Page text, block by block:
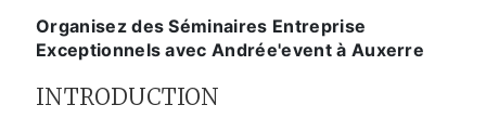
Organisez des Séminaires Entreprise
Exceptionnels avec Andrée'event à Auxerre
INTRODUCTION